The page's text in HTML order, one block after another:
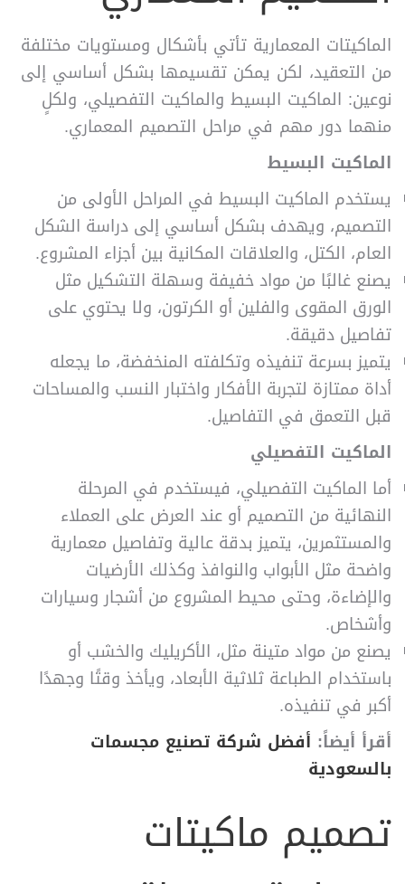
الماكيتات المعمارية تأتي بأشكال ومستويات مختلفة
من التعقيد، لكن يمكن تقسيمها بشكل أساسي إلى
نوعين: الماكيت البسيط والماكيت التفصيلي، ولكلٍ
منهما دور مهم في مراحل التصميم المعماري.
الماكيت البسيط
يستخدم الماكيت البسيط في المراحل الأولى من
التصميم، ويهدف بشكل أساسي إلى دراسة الشكل
العام، الكتل، والعلاقات المكانية بين أجزاء المشروع.
يصنع غالبًا من مواد خفيفة وسهلة التشكيل مثل
الورق المقوى والفلين أو الكرتون، ولا يحتوي على
تفاصيل دقيقة.
يتميز بسرعة تنفيذه وتكلفته المنخفضة، ما يجعله
أداة ممتازة لتجربة الأفكار واختبار النسب والمساحات
قبل التعمق في التفاصيل.
الماكيت التفصيلي
أما الماكيت التفصيلي، فيستخدم في المرحلة
النهائية من التصميم أو عند العرض على العملاء
والمستثمرين، يتميز بدقة عالية وتفاصيل معمارية
واضحة مثل الأبواب والنوافذ وكذلك الأرضيات
والإضاءة، وحتى محيط المشروع من أشجار وسيارات
وأشخاص.
يصنع من مواد متينة مثل، الأكريليك والخشب أو
باستخدام الطباعة ثلاثية الأبعاد، ويأخذ وقتًا وجهدًا
أكبر في تنفيذه.
أقرأ أيضاً: أفضل شركة تصنيع مجسمات
بالسعودية
تصميم ماكيتات